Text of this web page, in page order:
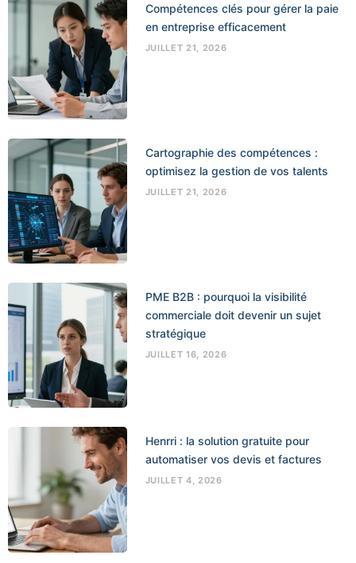
Compétences clés pour gérer la paie
en entreprise efficacement
JUILLET 21, 2026
Cartographie des compétences :
optimisez la gestion de vos talents
JUILLET 21, 2026
PME B2B : pourquoi la visibilité
commerciale doit devenir un sujet
stratégique
JUILLET 16, 2026
Henrri : la solution gratuite pour
automatiser vos devis et factures
JUILLET 4, 2026